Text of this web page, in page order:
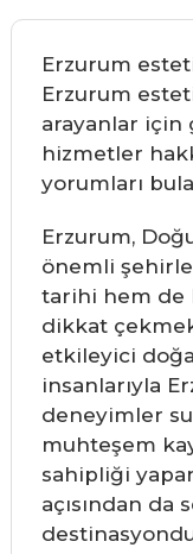
Erzurum
Erzurum
arayanlar için
hizmetler
yorumları
Erzurum,
önemli
tarihi hem de
dikkat
etkileyici
insanlarıyla
deneyimler
muhteşem
sahipliği
açısından